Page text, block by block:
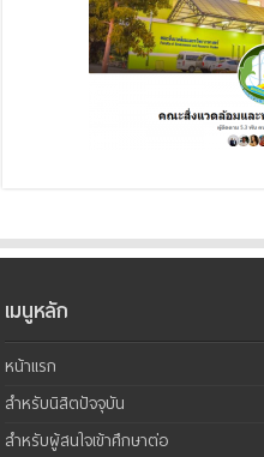
เมนูหลัก
หน้าแรก
สำหรับนิสิตปัจจุบัน
สำหรับผู้สนใจเข้าศึกษาต่อ